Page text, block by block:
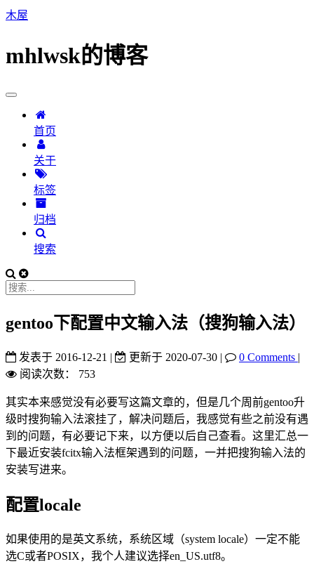
木屋
mhlwsk的博客
首页
关于
标签
归档
搜索
gentoo下配置中文输入法（搜狗输入法）
发表于 2016-12-21 | 更新于 2020-07-30 | 0 Comments |
阅读次数： 753
其实本来感觉没有必要写这篇文章的，但是几个周前gentoo升
级时搜狗输入法滚挂了，解决问题后，我感觉有些之前没有遇
到的问题，有必要记下来，以方便以后自己查看。这里汇总一
下最近安装fcitx输入法框架遇到的问题，一并把搜狗输入法的
安装写进来。
配置locale
如果使用的是英文系统，系统区域（system locale）一定不能
选C或者POSIX，我个人建议选择en_US.utf8。